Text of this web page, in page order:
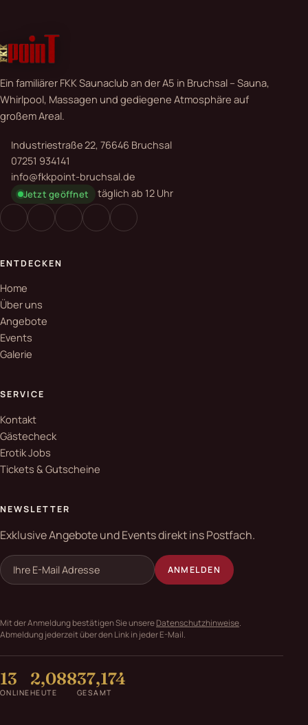
Ein familiärer FKK Saunaclub an der A5 in Bruchsal – Sauna,
Whirlpool, Massagen und gediegene Atmosphäre auf
großem Areal.
Industriestraße 22, 76646 Bruchsal
07251 934141
info@fkkpoint-bruchsal.de
Jetzt geöffnet täglich ab 12 Uhr
ENTDECKEN
Home
Über uns
Angebote
Events
Galerie
SERVICE
Kontakt
Gästecheck
Erotik Jobs
Tickets & Gutscheine
NEWSLETTER
Exklusive Angebote und Events direkt ins Postfach.
ANMELDEN
Mit der Anmeldung bestätigen Sie unsereDatenschutzhinweise.
Abmeldung jederzeit über den Link in jeder E-Mail.
13
ONLINE
2,088
HEUTE
37,174
GESAMT